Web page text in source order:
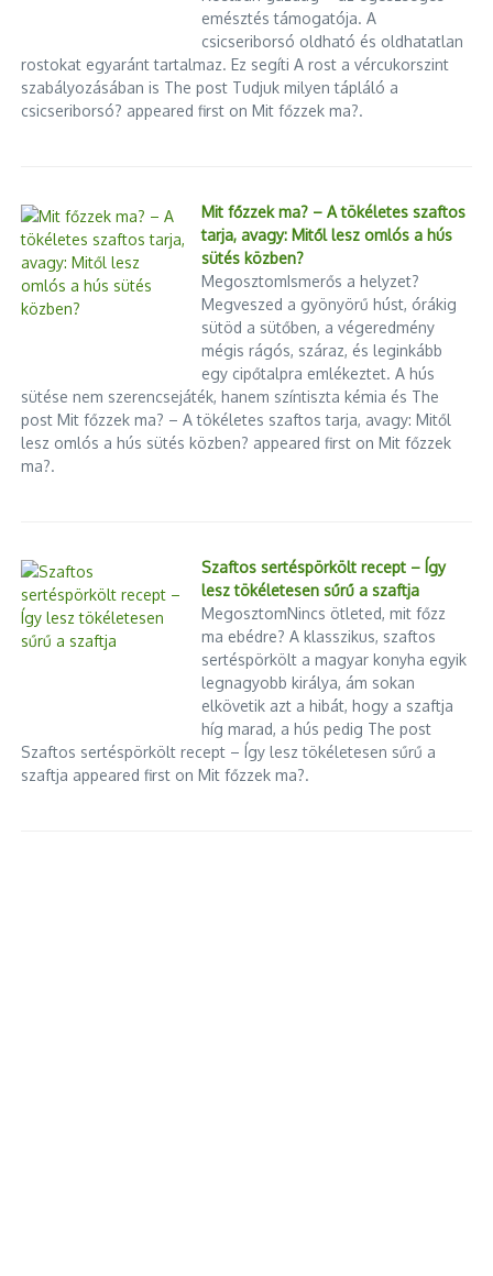
nem az ő dolgozóikról van szó, és külföldi munkaerőt
sem alkalmaznak. Újpest önkormányzata és az Újpesti
Városgondnokság szintén azt állítja, hogy a brigád nem
hozzájuk és nem az alvállalkozóikhoz tartozott. A Blikk
által megszólaltatott munkajogász szerint elképzelhető,
fovarosunk.info kérdése
Cikk megosztása
Előző
Kiemelt jelentőségű
természeti terület került
Következő
Tiborcz István
szállodaportfóliója
Magyarországon
emésztés támogatója. A
csicseriborsó oldható és oldhatatlan
rostokat egyaránt tartalmaz. Ez segíti A rost a vércukorszint
szabályozásában is The post Tudjuk milyen tápláló a
csicseriborsó? appeared first on Mit főzzek ma?.
Mit főzzek ma? – A tökéletes szaftos
tarja, avagy: Mitől lesz omlós a hús
sütés közben?
MegosztomIsmerős a helyzet?
Megveszed a gyönyörű húst, órákig
sütöd a sütőben, a végeredmény
mégis rágós, száraz, és leginkább
egy cipőtalpra emlékeztet. A hús
sütése nem szerencsejáték, hanem színtiszta kémia és The
post Mit főzzek ma? – A tökéletes szaftos tarja, avagy: Mitől
lesz omlós a hús sütés közben? appeared first on Mit főzzek
ma?.
Szaftos sertéspörkölt recept – Így
lesz tökéletesen sűrű a szaftja
MegosztomNincs ötleted, mit főzz
ma ebédre? A klasszikus, szaftos
sertéspörkölt a magyar konyha egyik
legnagyobb királya, ám sokan
elkövetik azt a hibát, hogy a szaftja
híg marad, a hús pedig The post
Szaftos sertéspörkölt recept – Így lesz tökéletesen sűrű a
szaftja appeared first on Mit főzzek ma?.